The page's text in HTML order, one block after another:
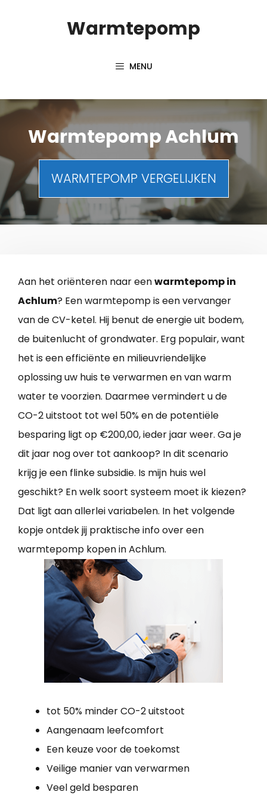
Warmtepomp
MENU
Warmtepomp Achlum
WARMTEPOMP VERGELIJKEN
Aan het oriënteren naar eenwarmtepomp in
Achlum? Een warmtepomp is een vervanger
van de CV-ketel. Hij benut de energie uit bodem,
de buitenlucht of grondwater. Erg populair, want
het is een efficiënte en milieuvriendelijke
oplossing uw huis te verwarmen en van warm
water te voorzien. Daarmee vermindert u de
CO-2 uitstoot tot wel 50% en de potentiële
besparing ligt op €200,00, ieder jaar weer. Ga je
dit jaar nog over tot aankoop? In dit scenario
krijg je een flinke subsidie. Is mijn huis wel
geschikt? En welk soort systeem moet ik kiezen?
Dat ligt aan allerlei variabelen. In het volgende
kopje ontdek jij praktische info over een
warmtepomp kopen in Achlum.
tot 50% minder CO-2 uitstoot
Aangenaam leefcomfort
Een keuze voor de toekomst
Veilige manier van verwarmen
Veel geld besparen